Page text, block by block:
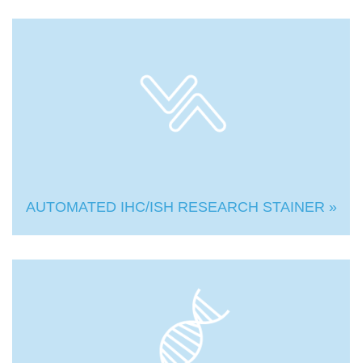
AUTOMATED IHC/ISH RESEARCH STAINER »